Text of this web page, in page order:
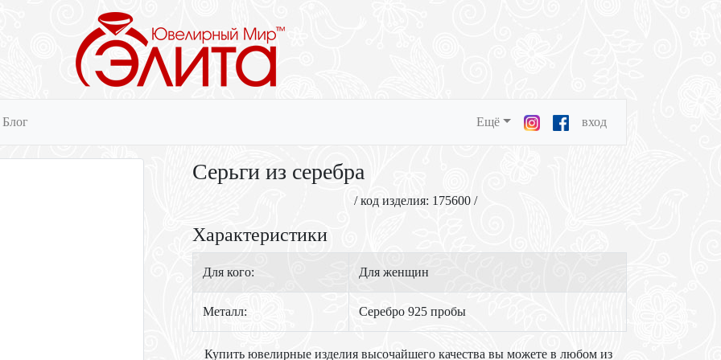
Блог Ещё вход
Серьги из серебра
/ код изделия: 175600 /
Характеристики
Для кого: Для женщин
Металл: Серебро 925 пробы
Купить ювелирные изделия высочайшего качества вы можете в любом из